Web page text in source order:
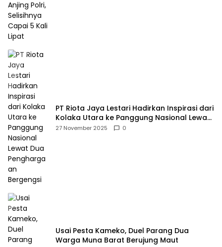
PT Riota Jaya Lestari Hadirkan Inspirasi dari
Kolaka Utara ke Panggung Nasional Lewat
Dua Penghargaan Bergengsi
27 November 2025 0
Usai Pesta Kameko, Duel Parang Dua
Warga Muna Barat Berujung Maut